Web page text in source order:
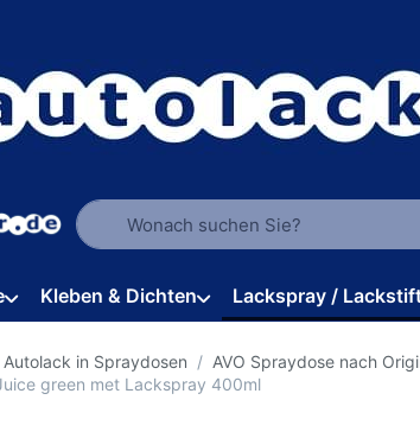
Geben Sie einen Suchbegriff ein.
Kleben & Dichten Lackspray /
Autolack in Spraydosen AVO Spraydose nach
green met Lackspray 400ml